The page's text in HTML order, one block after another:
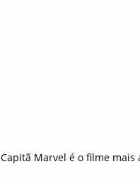
Capitã Marvel é o filme mais